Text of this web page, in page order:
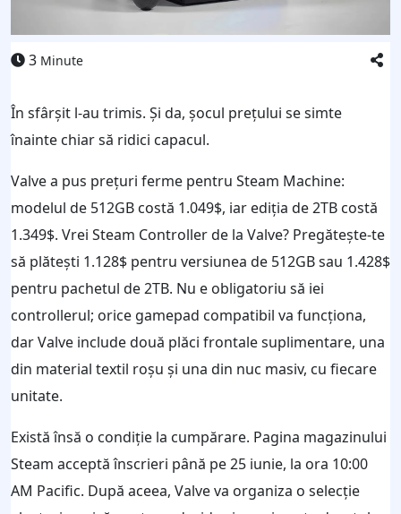
3 Minute
În sfârșit l-au trimis. Și da, șocul prețului se simte
înainte chiar să ridici capacul.
Valve a pus prețuri ferme pentru Steam Machine:
modelul de 512GB costă 1.049$, iar ediția de 2TB costă
1.349$. Vrei Steam Controller de la Valve? Pregătește-te
să plătești 1.128$ pentru versiunea de 512GB sau 1.428$
pentru pachetul de 2TB. Nu e obligatoriu să iei
controllerul; orice gamepad compatibil va funcționa,
dar Valve include două plăci frontale suplimentare, una
din material textil roșu și una din nuc masiv, cu fiecare
unitate.
Există însă o condiție la cumpărare. Pagina magazinului
Steam acceptă înscrieri până pe 25 iunie, la ora 10:00
AM Pacific. După aceea, Valve va organiza o selecție